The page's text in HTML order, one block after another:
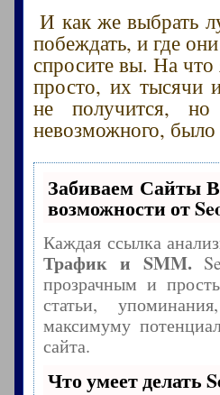
И как же выбрать
побеждать, и где
спросите вы. На
просто, их тысячи
не получится,
невозможного,
Забиваем
возможности от
Каждая ссылка
Трафик и SMM.
прозрачным и
статьи,
максимуму
сайта.
Что умеет делать